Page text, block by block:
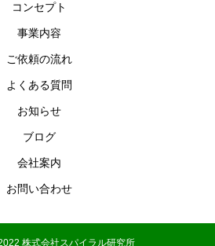
コンセプト
事業内容
ご依頼の流れ
よくある質問
お知らせ
ブログ
会社案内
お問い合わせ
株式会社スパイラル研究所